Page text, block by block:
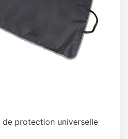
protection universelle